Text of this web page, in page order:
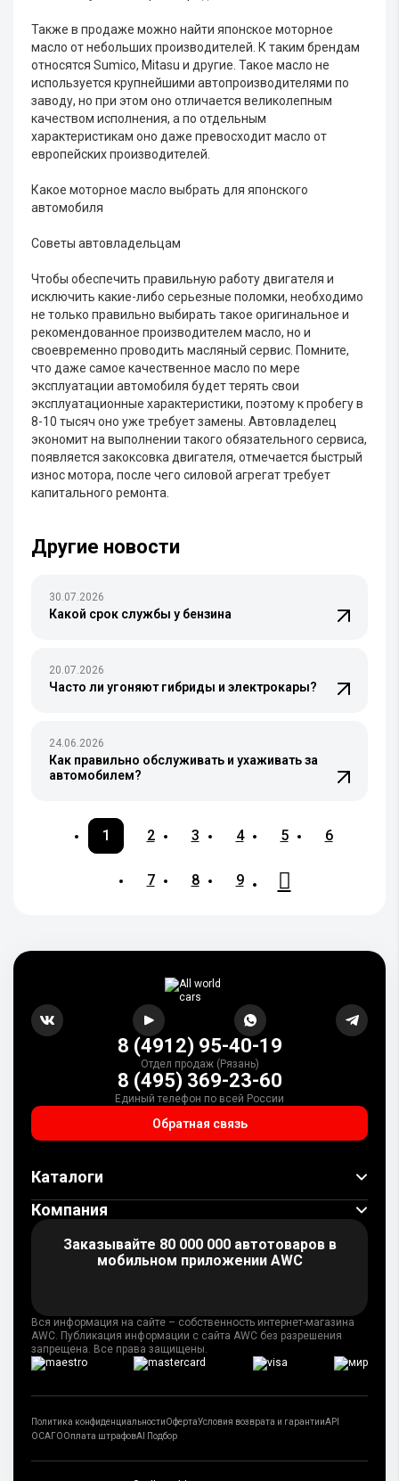
Также в продаже можно найти японское моторное
масло от небольших производителей. К таким брендам
относятся Sumico, Mitasu и другие. Такое масло не
используется крупнейшими автопроизводителями по
заводу, но при этом оно отличается великолепным
качеством исполнения, а по отдельным
характеристикам оно даже превосходит масло от
европейских производителей.
Какое моторное масло выбрать для японского
автомобиля
Советы автовладельцам
Чтобы обеспечить правильную работу двигателя и
исключить какие-либо серьезные поломки, необходимо
не только правильно выбирать такое оригинальное и
рекомендованное производителем масло, но и
своевременно проводить масляный сервис. Помните,
что даже самое качественное масло по мере
эксплуатации автомобиля будет терять свои
эксплуатационные характеристики, поэтому к пробегу в
8-10 тысяч оно уже требует замены. Автовладелец
экономит на выполнении такого обязательного сервиса,
появляется закоксовка двигателя, отмечается быстрый
износ мотора, после чего силовой агрегат требует
капитального ремонта.
Другие новости
30.07.2026
Какой срок службы у бензина
20.07.2026
Часто ли угоняют гибриды и электрокары?
24.06.2026
Как правильно обслуживать и ухаживать за
автомобилем?
1 2 3 4 5 6
7 8 9
8 (4912) 95-40-19
Отдел продаж (Рязань)
8 (495) 369-23-60
Единый телефон по всей России
Обратная связь
Каталоги
Компания
Заказывайте 80 000 000 автотоваровв
мобильном приложении AWC
Вся информация на сайте – собственность интернет-магазина
AWC. Публикация информации с сайта AWC без разрешения
запрещена. Все права защищены.
Политика конфиденциальностиОфертаУсловия возврата и гарантииAPI
ОСАГООплата штрафовAI Подбор